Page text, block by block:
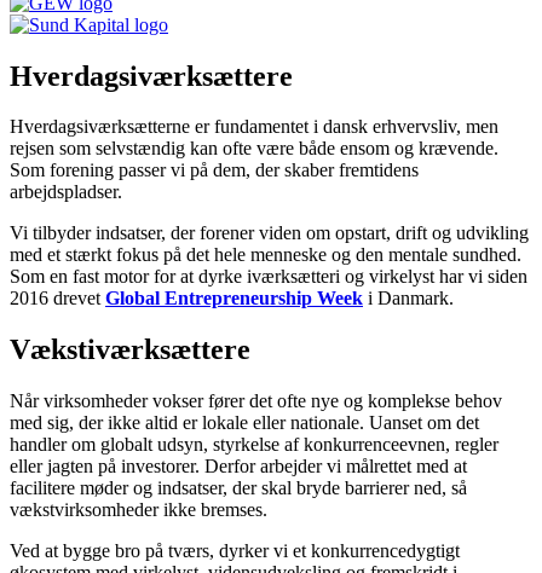
Hverdagsiværksættere
Hverdagsiværksætterne er fundamentet i dansk erhvervsliv, men
rejsen som selvstændig kan ofte være både ensom og krævende.
Som forening passer vi på dem, der skaber fremtidens
arbejdspladser.
Vi tilbyder indsatser, der forener viden om opstart, drift og udvikling
med et stærkt fokus på det hele menneske og den mentale sundhed.
Som en fast motor for at dyrke iværksætteri og virkelyst har vi siden
2016 drevetGlobal Entrepreneurship Week i Danmark.
Vækstiværksættere
Når virksomheder vokser fører det ofte nye og komplekse behov
med sig, der ikke altid er lokale eller nationale. Uanset om det
handler om globalt udsyn, styrkelse af konkurrenceevnen, regler
eller jagten på investorer. Derfor arbejder vi målrettet med at
facilitere møder og indsatser, der skal bryde barrierer ned, så
vækstvirksomheder ikke bremses.
Ved at bygge bro på tværs, dyrker vi et konkurrencedygtigt